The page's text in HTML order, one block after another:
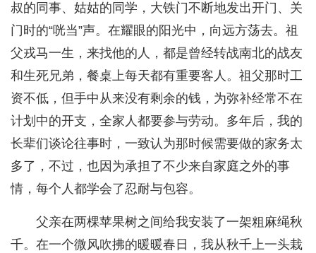
叔的同事、姑姑的同学，大铁门不断地发出开门、关
门时的“咣当”声。在耀眼的阳光中，向远方荡去。祖
父戎马一生，来找他的人，都是曾经转战南北的战友
和生死兄弟，餐桌上每天都有重要客人。祖父那时工
资不低，但手中从来没有剩余的钱，为弥补经常不在
计划中的开支，全家人都要参与劳动。多年后，我的
长辈们谈论往事时，一致认为那时候需要做的家务太
多了，不过，也因为承担了不少来自家庭之外的事
情，每个人都学会了忍耐与包容。
父亲在两棵苹果树之间给我安装了一架粗麻绳秋
千。在一个微风吹拂的暖暖春日，我从秋千上一头栽